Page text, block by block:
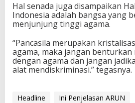
Hal senada juga disampaikan
Indonesia adalah bangsa yang
menjunjung tinggi agama.
“Pancasila merupakan
agama, maka jangan benturkan
dengan agama dan jangan
alat mendiskriminasi.” tegasnya.
Headline
Ini Penjelasan ARUN